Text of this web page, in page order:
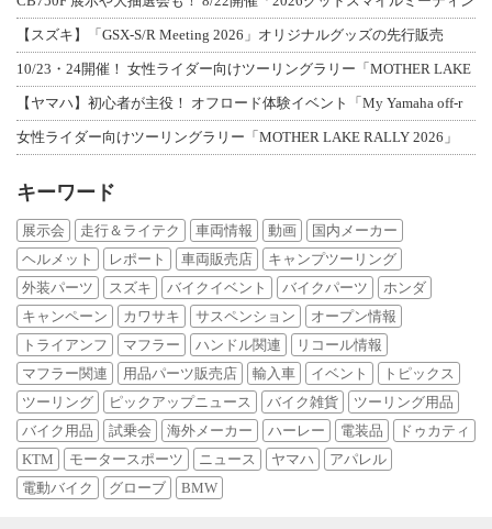
【スズキ】「GSX-S/R Meeting 2026」オリジナルグッズの先行販売
10/23・24開催！ 女性ライダー向けツーリングラリー「MOTHER LAKE
【ヤマハ】初心者が主役！ オフロード体験イベント「My Yamaha off-r
女性ライダー向けツーリングラリー「MOTHER LAKE RALLY 2026」
キーワード
展示会 走行＆ライテク 車両情報 動画
国内メーカー
ヘルメット
レポート 車両販売店
キャンプツーリング
外装パーツ
スズキ バイクイベント バイクパーツ
ホンダ
キャンペーン
カワサキ サスペンション
オープン情報
トライアンフ
マフラー ハンドル関連
リコール情報
マフラー関連
用品パーツ販売店 輸入車 イベント
トピックス
ツーリング
ピックアップニュース バイク雑貨
ツーリング用品
バイク用品
試乗会 海外メーカー ハーレー 電装品
ドゥカティ
KTM
モータースポーツ ニュース ヤマハ
アパレル
電動バイク
グローブ BMW